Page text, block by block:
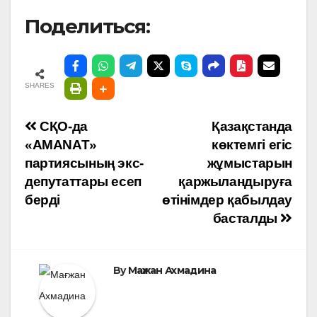
Поделиться:
SHARES
Навигация
по
записям
Қазақстанда
көктемгі егіс
жұмыстарын
қаржыландыруға
өтінімдер қабылдау
басталды
СҚО-да
«AMANAT»
партиясының экс-
депутаттары есеп
берді
ByМағжан Ахмадина